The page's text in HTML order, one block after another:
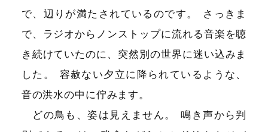
で、辺りが満たされているのです。
さっきま
で、ラジオからノンストップに流れる音楽を聴
き続けていたのに、突然別の世界に迷い込みま
した 。
容赦ない夕立に降られているような、
音の洪水の中に佇みます。
どの鳥も、姿は見えません。
鳴き声から判